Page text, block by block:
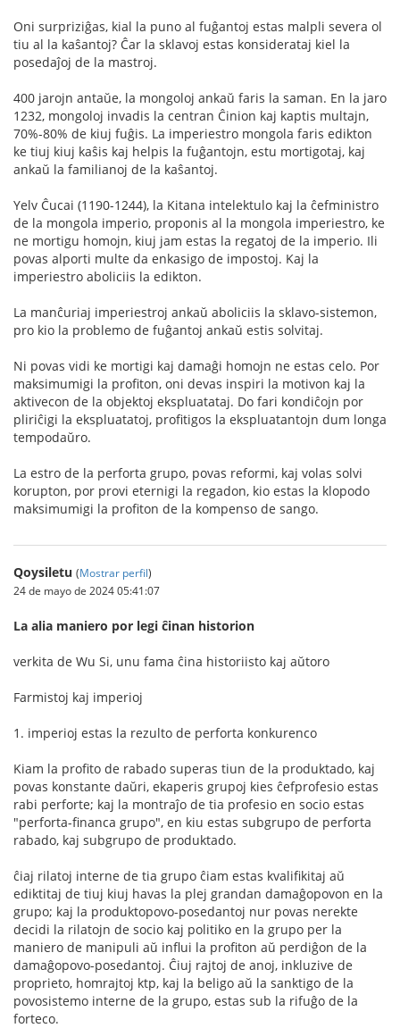
Oni surpriziĝas, kial la puno al fuĝantoj estas malpli severa ol
tiu al la kaŝantoj? Ĉar la sklavoj estas konsiderataj kiel la
posedaĵoj de la mastroj.
400 jarojn antaŭe, la mongoloj ankaŭ faris la saman. En la jaro
1232, mongoloj invadis la centran Ĉinion kaj kaptis multajn,
70%-80% de kiuj fuĝis. La imperiestro mongola faris edikton
ke tiuj kiuj kaŝis kaj helpis la fuĝantojn, estu mortigotaj, kaj
ankaŭ la familianoj de la kaŝantoj.
Yelv Ĉucai (1190-1244), la Kitana intelektulo kaj la ĉefministro
de la mongola imperio, proponis al la mongola imperiestro, ke
ne mortigu homojn, kiuj jam estas la regatoj de la imperio. Ili
povas alporti multe da enkasigo de impostoj. Kaj la
imperiestro aboliciis la edikton.
La manĉuriaj imperiestroj ankaŭ aboliciis la sklavo-sistemon,
pro kio la problemo de fuĝantoj ankaŭ estis solvitaj.
Ni povas vidi ke mortigi kaj damaĝi homojn ne estas celo. Por
maksimumigi la profiton, oni devas inspiri la motivon kaj la
aktivecon de la objektoj ekspluatataj. Do fari kondiĉojn por
pliriĉigi la ekspluatatoj, profitigos la ekspluatantojn dum longa
tempodaŭro.
La estro de la perforta grupo, povas reformi, kaj volas solvi
korupton, por provi eternigi la regadon, kio estas la klopodo
maksimumigi la profiton de la kompenso de sango.
Qoysiletu (Mostrar perfil)
24 de mayo de 2024 05:41:07
La alia maniero por legi ĉinan historion
verkita de Wu Si, unu fama ĉina historiisto kaj aŭtoro
Farmistoj kaj imperioj
1. imperioj estas la rezulto de perforta konkurenco
Kiam la profito de rabado superas tiun de la produktado, kaj
povas konstante daŭri, ekaperis grupoj kies ĉefprofesio estas
rabi perforte; kaj la montraĵo de tia profesio en socio estas
"perforta-financa grupo", en kiu estas subgrupo de perforta
rabado, kaj subgrupo de produktado.
ĉiaj rilatoj interne de tia grupo ĉiam estas kvalifikitaj aŭ
ediktitaj de tiuj kiuj havas la plej grandan damaĝopovon en la
grupo; kaj la produktopovo-posedantoj nur povas nerekte
decidi la rilatojn de socio kaj politiko en la grupo per la
maniero de manipuli aŭ influi la profiton aŭ perdiĝon de la
damaĝopovo-posedantoj. Ĉiuj rajtoj de anoj, inkluzive de
proprieto, homrajtoj ktp, kaj la beligo aŭ la sanktigo de la
povosistemo interne de la grupo, estas sub la rifuĝo de la
forteco.